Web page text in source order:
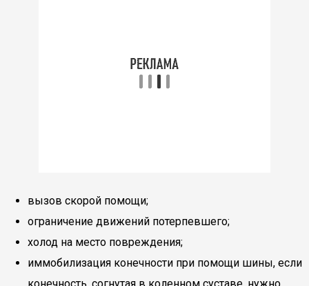
вызов скорой помощи;
ограничение движений потерпевшего;
холод на место повреждения;
иммобилизация конечности при помощи шины, если